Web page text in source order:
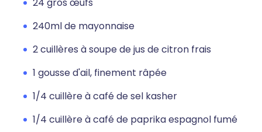
240ml de mayonnaise
2 cuillères à soupe de jus de citron frais
1 gousse d'ail, finement râpée
1/4 cuillère à café de sel kasher
1/4 cuillère à café de paprika espagnol fumé